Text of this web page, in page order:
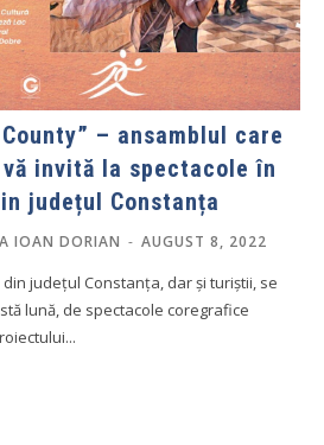
– ansamblul care
invită la spectacole în
județul Constanța
IOAN DORIAN - AUGUST 8, 2022
județul Constanța, dar și turiștii, se
lună, de spectacole coregrafice